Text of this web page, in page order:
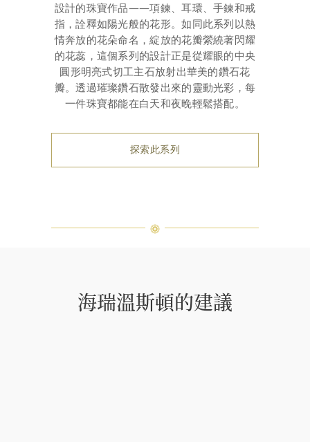
設計的珠寶作品——項鍊、耳環、手鍊和戒
指，詮釋如陽光般的花形。如同此系列以熱
情奔放的花朵命名，綻放的花瓣縈繞著閃耀
的花蕊，這個系列的設計正是從耀眼的中央
圓形明亮式切工主石放射出華美的鑽石花
瓣。透過璀璨鑽石散發出來的靈動光彩，每
一件珠寶都能在白天和夜晚輕鬆搭配。
探索此系列
海瑞溫斯頓的建議